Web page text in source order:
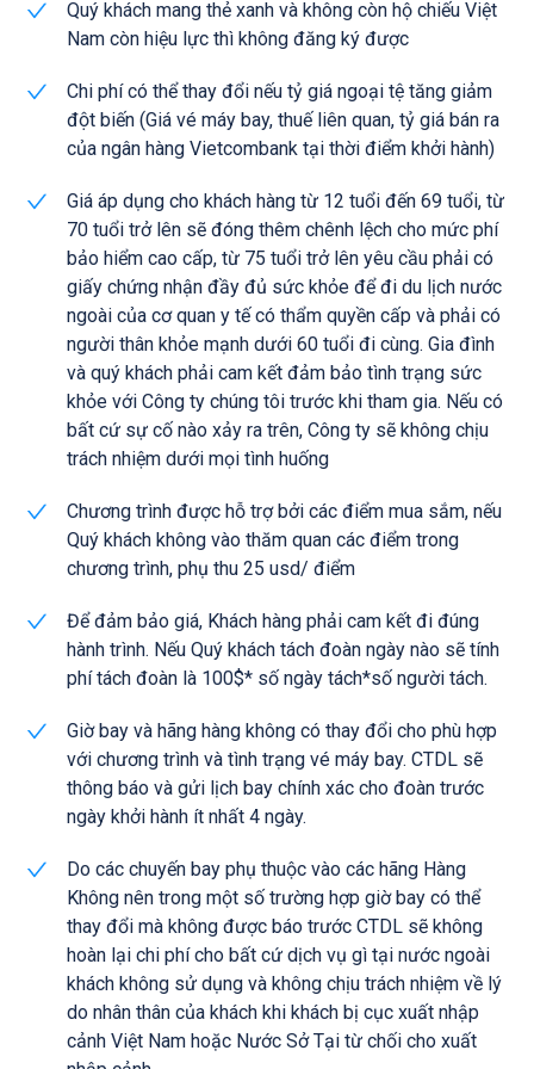
Quý khách mang thẻ xanh và không còn hộ chiếu Việt
Nam còn hiệu lực thì không đăng ký được
Chi phí có thể thay đổi nếu tỷ giá ngoại tệ tăng giảm
đột biến (Giá vé máy bay, thuế liên quan, tỷ giá bán ra
của ngân hàng Vietcombank tại thời điểm khởi hành)
Giá áp dụng cho khách hàng từ 12 tuổi đến 69 tuổi, từ
70 tuổi trở lên sẽ đóng thêm chênh lệch cho mức phí
bảo hiểm cao cấp, từ 75 tuổi trở lên yêu cầu phải có
giấy chứng nhận đầy đủ sức khỏe để đi du lịch nước
ngoài của cơ quan y tế có thẩm quyền cấp và phải có
người thân khỏe mạnh dưới 60 tuổi đi cùng. Gia đình
và quý khách phải cam kết đảm bảo tình trạng sức
khỏe với Công ty chúng tôi trước khi tham gia. Nếu có
bất cứ sự cố nào xảy ra trên, Công ty sẽ không chịu
trách nhiệm dưới mọi tình huống
Chương trình được hỗ trợ bởi các điểm mua sắm, nếu
Quý khách không vào thăm quan các điểm trong
chương trình, phụ thu 25 usd/ điểm
Để đảm bảo giá, Khách hàng phải cam kết đi đúng
hành trình. Nếu Quý khách tách đoàn ngày nào sẽ tính
phí tách đoàn là 100$* số ngày tách*số người tách.
Giờ bay và hãng hàng không có thay đổi cho phù hợp
với chương trình và tình trạng vé máy bay. CTDL sẽ
thông báo và gửi lịch bay chính xác cho đoàn trước
ngày khởi hành ít nhất 4 ngày.
Do các chuyến bay phụ thuộc vào các hãng Hàng
Không nên trong một số trường hợp giờ bay có thể
thay đổi mà không được báo trước CTDL sẽ không
hoàn lại chi phí cho bất cứ dịch vụ gì tại nước ngoài
khách không sử dụng và không chịu trách nhiệm về lý
do nhân thân của khách khi khách bị cục xuất nhập
cảnh Việt Nam hoặc Nước Sở Tại từ chối cho xuất